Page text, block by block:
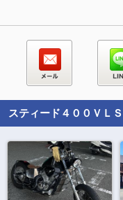
スティード４００ＶＬＳ